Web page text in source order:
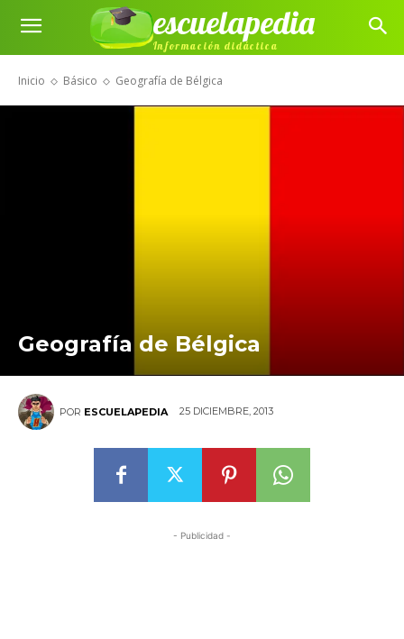
escuelapedia
Información didáctica
Inicio Básico Geografía de Bélgica
Geografía de Bélgica
POR ESCUELAPEDIA 25 DICIEMBRE, 2013
- Publicidad -